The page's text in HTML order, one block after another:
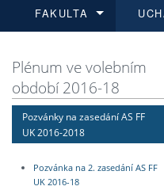
FAKULTA
Dozvědět se více
Podat přihlášku
Dozvědět se více
Dozvědět se více
Dozvědět se více
Plénum ve volebním
období 2016-18
Pozvánky na zasedání AS FF
UK 2016-2018
Pozvánka na 2. zasedání AS FF
UK 2016-18